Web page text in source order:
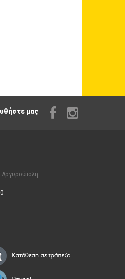
μας
Αργυρούπολη